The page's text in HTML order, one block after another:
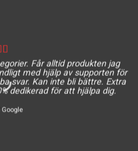
Får alltid produkten jag
med hjälp av supporten för
svar. Kan inte bli bättre. Extra
dedikerad för att hjälpa dig.
Google